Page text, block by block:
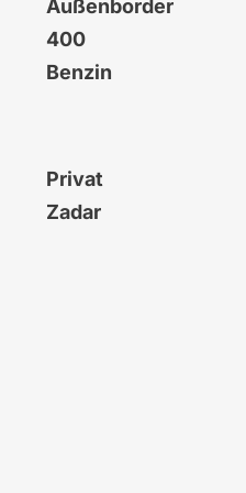
Außenborder
400
Benzin
Privat
Zadar